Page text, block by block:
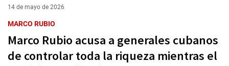
14 de mayo de 2026
MARCO RUBIO
Marco Rubio acusa a generales cubanos
de controlar toda la riqueza mientras el